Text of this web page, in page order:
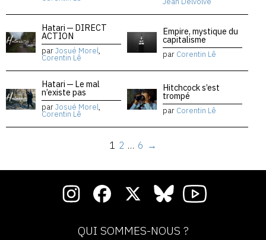
Hatari — DIRECT
ACTION
parJosué Morel,
Corentin Lê
Empire, mystique du
capitalisme
par Corentin Lê
Hatari — Le mal
n’existe pas
parJosué Morel,
Corentin Lê
Hitchcock s’est
trompé
par Corentin Lê
1 2 … 6 →
QUI SOMMES-NOUS ?